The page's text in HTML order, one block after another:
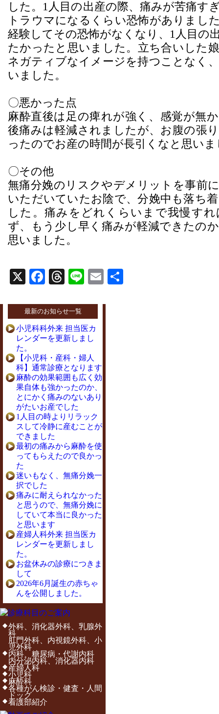
した。1人目の出産の際、痛みが苦痛す
トラウマになるくらい恐怖がありまし
経験してその恐怖がなくなり、1人目の
たかったと思いました。立ち合いした
ネガティブなイメージを持つことなく
いました。
〇悪かった点
麻酔直後は足の痺れが強く、感覚が無
後痛みは軽減されましたが、お腹の張
ったのでお産の時間が長引くなと思い
〇その他
無痛分娩のリスクやデメリットを事前
いただいていたお陰で、分娩中も落ち
した。痛みをどれくらいまで我慢す
ず、もう少し早く痛みが軽減できたの
思いました。
X Facebook
Threads
LineEmail
最新のお知らせ一覧
小児科科外来 担当医カ
レンダーを更新しまし
た。
【小児科・産科・婦人
科】通常診療となります
麻酔の効果範囲も広く効
果自体も強かったのか、
とにかく痛みのないあり
がたいお産でした
1人目の時よりリラック
スして冷静に産むことが
できました
最初の痛みから麻酔を使
ってもらえたので良かっ
た
迷いもなく、無痛分娩一
択でした
痛みに耐えられなかった
と思うので、無痛分娩に
していて本当に良かった
と思います
産婦人科外来 担当医カ
レンダーを更新しまし
た。
お盆休みの診療につきま
して
2026年6月誕生の赤ちゃ
んを公開しました。
外科、消化器外科、乳腺外
科
肛門外科、内視鏡外科、小
児外科
内科、糖尿病・代謝内科
内分泌内科、消化器内科
産婦人科
小児科
麻酔科
各種がん検診・健査・人間
ドッグ
看護部紹介